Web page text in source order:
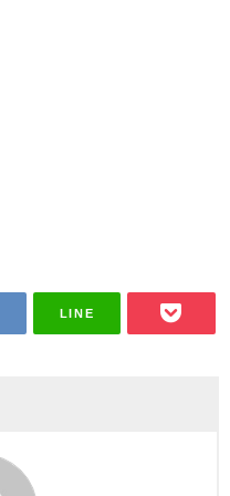
LINE